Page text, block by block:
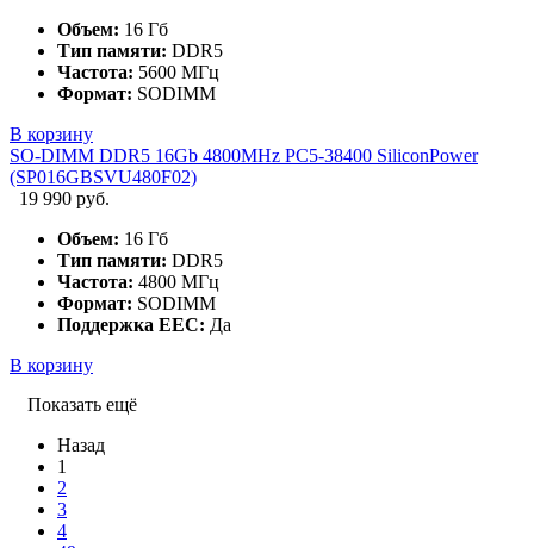
Объем: 16 Гб
Тип памяти: DDR5
Частота: 5600 МГц
Формат: SODIMM
В корзину
SO-DIMM DDR5 16Gb 4800MHz PC5-38400 SiliconPower
(SP016GBSVU480F02)
19 990 руб.
Объем: 16 Гб
Тип памяти: DDR5
Частота: 4800 МГц
Формат: SODIMM
Поддержка EEC: Да
В корзину
Показать ещё
Назад
1
2
3
4